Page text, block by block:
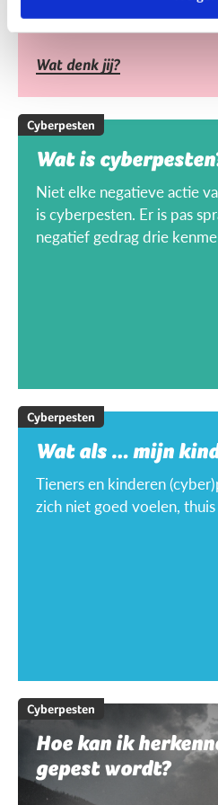
Wat denk jij?
Cyberpesten
Wat is
Niet elke negatieve actie
is cyberpesten. Er is pas
negatief gedrag drie
Cyberpesten
Wat als … mijn
Tieners en kinderen
zich niet goed voelen,
Cyberpesten
Hoe kan ik
gepest wordt?